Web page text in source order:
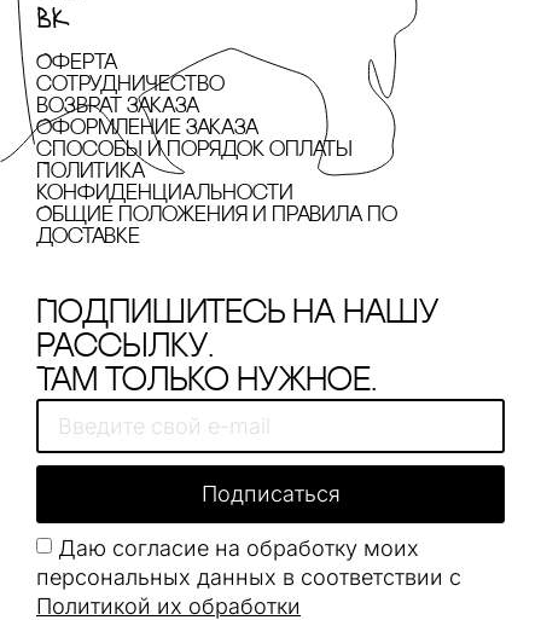
Оферта
сотрудничество
Возврат заказа
Оформление заказа
cпособы и порядок оплаты
Политика
конфиденциальности
Общие положения и правила по
доставке
Подпишитесь на нашу
рассылку.
Там только нужное.
Даю согласие на обработку моих
персональных данных в соответствии с
Политикой их обработки
Подписаться